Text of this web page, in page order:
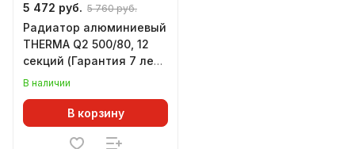
5 472 руб. 5 760 руб.
Радиатор алюминиевый
THERMA Q2 500/80, 12
секций (Гарантия 7 лет,
Теп. 0,131 кВт за 1 секц)
В наличии
В корзину